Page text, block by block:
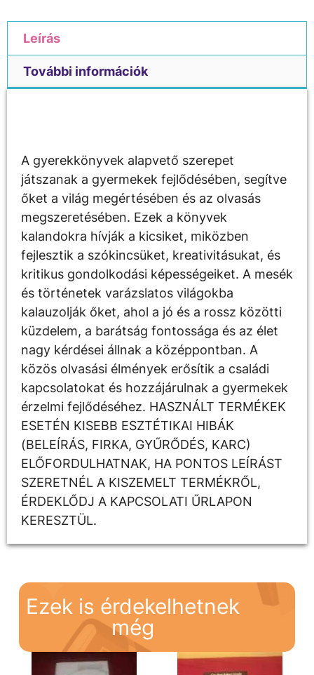
Leírás
További információk
A gyerekkönyvek alapvető szerepet
játszanak a gyermekek fejlődésében, segítve
őket a világ megértésében és az olvasás
megszeretésében. Ezek a könyvek
kalandokra hívják a kicsiket, miközben
fejlesztik a szókincsüket, kreativitásukat, és
kritikus gondolkodási képességeiket. A mesék
és történetek varázslatos világokba
kalauzolják őket, ahol a jó és a rossz közötti
küzdelem, a barátság fontossága és az élet
nagy kérdései állnak a középpontban. A
közös olvasási élmények erősítik a családi
kapcsolatokat és hozzájárulnak a gyermekek
érzelmi fejlődéséhez. HASZNÁLT TERMÉKEK
ESETÉN KISEBB ESZTÉTIKAI HIBÁK
(BELEÍRÁS, FIRKA, GYŰRŐDÉS, KARC)
ELŐFORDULHATNAK, HA PONTOS LEÍRÁST
SZERETNÉL A KISZEMELT TERMÉKRŐL,
ÉRDEKLŐDJ A KAPCSOLATI ŰRLAPON
KERESZTÜL.
Ezek is érdekelhetnek
még